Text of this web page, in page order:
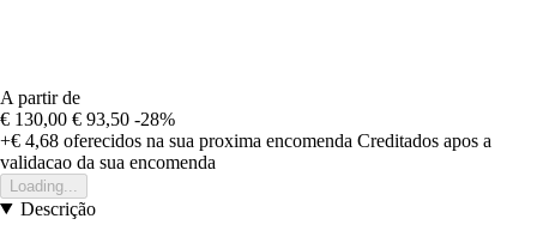
A partir de
€ 130,00 € 93,50 -28%
+€ 4,68 oferecidos na sua proxima encomenda Creditados apos a
validacao da sua encomenda
Loading...
Descrição